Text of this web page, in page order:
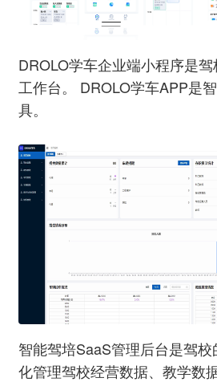
DROLO学车企业端小程序是
工作台。 DROLO学车APP是
具。
智能驾培SaaS管理后台是驾
化管理驾校经营数据、教学数